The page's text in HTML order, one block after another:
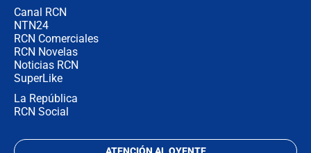
Canal RCN
NTN24
RCN Comerciales
RCN Novelas
Noticias RCN
SuperLike
La República
RCN Social